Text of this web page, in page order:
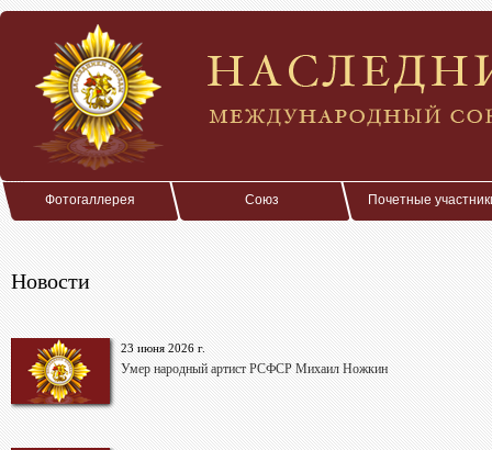
Фотогаллерея Союз Почетные
Новости
23 июня 2026 г.
Умер народный артист РСФСР Михаил Ножкин